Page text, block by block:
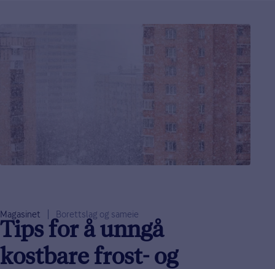
Magasinet Borettslag og sameie
Tips for å unngå
kostbare frost- og